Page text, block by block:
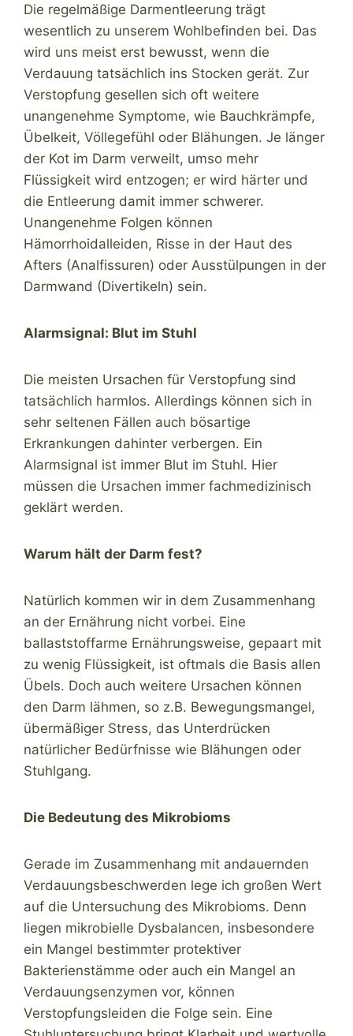
Die regelmäßige Darmentleerung trägt
wesentlich zu unserem Wohlbefinden bei. Das
wird uns meist erst bewusst, wenn die
Verdauung tatsächlich ins Stocken gerät. Zur
Verstopfung gesellen sich oft weitere
unangenehme Symptome, wie Bauchkrämpfe,
Übelkeit, Völlegefühl oder Blähungen. Je länger
der Kot im Darm verweilt, umso mehr
Flüssigkeit wird entzogen; er wird härter und
die Entleerung damit immer schwerer.
Unangenehme Folgen können
Hämorrhoidalleiden, Risse in der Haut des
Afters (Analfissuren) oder Ausstülpungen in der
Darmwand (Divertikeln) sein.
Alarmsignal: Blut im Stuhl
Die meisten Ursachen für Verstopfung sind
tatsächlich harmlos. Allerdings können sich in
sehr seltenen Fällen auch bösartige
Erkrankungen dahinter verbergen. Ein
Alarmsignal ist immer Blut im Stuhl. Hier
müssen die Ursachen immer fachmedizinisch
geklärt werden.
Warum hält der Darm fest?
Natürlich kommen wir in dem Zusammenhang
an der Ernährung nicht vorbei. Eine
ballaststoffarme Ernährungsweise, gepaart mit
zu wenig Flüssigkeit, ist oftmals die Basis allen
Übels. Doch auch weitere Ursachen können
den Darm lähmen, so z.B. Bewegungsmangel,
übermäßiger Stress, das Unterdrücken
natürlicher Bedürfnisse wie Blähungen oder
Stuhlgang.
Die Bedeutung des Mikrobioms
Gerade im Zusammenhang mit andauernden
Verdauungsbeschwerden lege ich großen Wert
auf die Untersuchung des Mikrobioms. Denn
liegen mikrobielle Dysbalancen, insbesondere
ein Mangel bestimmter protektiver
Bakterienstämme oder auch ein Mangel an
Verdauungsenzymen vor, können
Verstopfungsleiden die Folge sein. Eine